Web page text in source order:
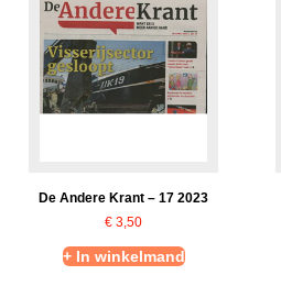
De Andere Krant – 17 2023
€ 3,50
+ In winkelmand